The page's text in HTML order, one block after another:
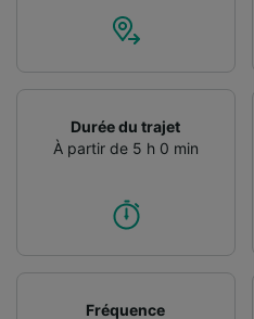
Durée du trajet
À partir de 5 h 0 min
Fréquence
contenu personnalisés,
performance des
services.
Liste de nos